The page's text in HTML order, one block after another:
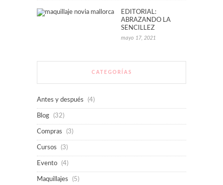
EDITORIAL:
ABRAZANDO LA
SENCILLEZ
mayo 17, 2021
CATEGORÍAS
Antes y después (4)
Blog (32)
Compras (3)
Cursos (3)
Evento (4)
Maquillajes (5)